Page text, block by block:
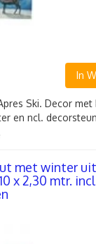
In
Ski. Decor met
en ncl.
met winter
x 2,30 mtr.